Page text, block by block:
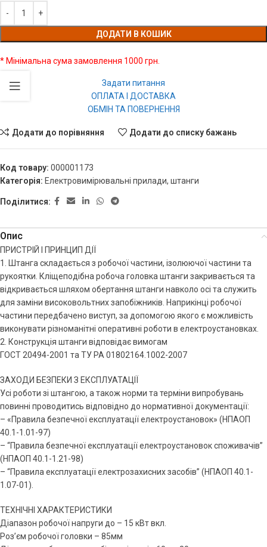
ДОДАТИ В КОШИК
* Мінімальна сума замовлення 1000 грн.
Задати питання
ОПЛАТА І ДОСТАВКА
ОБМІН ТА ПОВЕРНЕННЯ
Додати до порівняння Додати до списку бажань
Код товару: 000001173
Категорія: Електровимірювальні прилади, штанги
Поділитися:
Опис
ПРИСТРІЙ І ПРИНЦИП ДІЇ
1. Штанга складається з робочої частини, ізолюючої частини та
рукоятки. Кліщеподібна робоча головка штанги закривається та
відкривається шляхом обертання штанги навколо осі та служить
для заміни високовольтних запобіжників. Наприкінці робочої
частини передбачено виступ, за допомогою якого є можливість
виконувати різноманітні оперативні роботи в електроустановках.
2. Конструкція штанги відповідає вимогам
ГОСТ 20494-2001 та ТУ РА 01802164.1002-2007
ЗАХОДИ БЕЗПЕКИ З ЕКСПЛУАТАЦІЇ
Усі роботи зі штангою, а також норми та терміни випробувань
повинні проводитись відповідно до нормативної документації:
– «Правила безпечної експлуатації електроустановок» (НПАОП
40.1-1.01-97)
– “Правила безпечної експлуатації електроустановок споживачів”
(НПАОП 40.1-1.21-98)
– “Правила експлуатації електрозахисних засобів” (НПАОП 40.1-
1.07-01).
ТЕХНІЧНІ ХАРАКТЕРИСТИКИ
Діапазон робочої напруги до – 15 кВт вкл.
Роз’єм робочої головки – 85мм